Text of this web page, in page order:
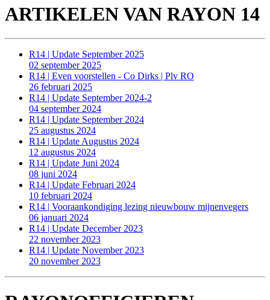
ARTIKELEN VAN RAYON 14
R14 | Update September 2025
02 september 2025
R14 | Even voorstellen - Co Dirks | Plv RO
26 februari 2025
R14 | Update September 2024-2
04 september 2024
R14 | Update September 2024
25 augustus 2024
R14 | Update Augustus 2024
12 augustus 2024
R14 | Update Juni 2024
08 juni 2024
R14 | Update Februari 2024
10 februari 2024
R14 | Vooraankondiging lezing nieuwbouw mijnenvegers
06 januari 2024
R14 | Update December 2023
22 november 2023
R14 | Update November 2023
20 november 2023